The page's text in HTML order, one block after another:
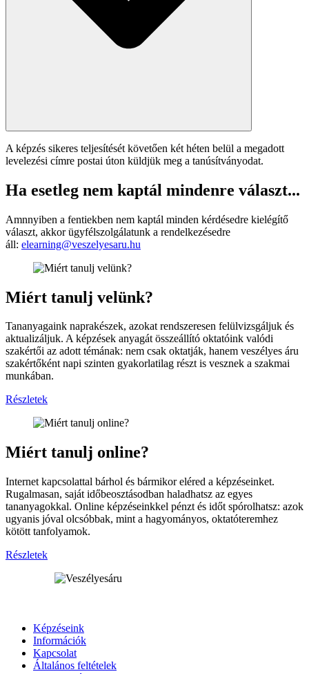
A képzés sikeres teljesítését követően két héten belül a megadott
levelezési címre postai úton küldjük meg a tanúsítványodat.
Ha esetleg nem kaptál mindenre választ...
Amnnyiben a fentiekben nem kaptál minden kérdésedre kielégítő
választ, akkor ügyfélszolgálatunk a rendelkezésedre
áll: elearning@veszelyesaru.hu
Miért tanulj velünk?
Tananyagaink naprakészek, azokat rendszeresen felülvizsgáljuk és
aktualizáljuk. A képzések anyagát összeállító oktatóink valódi
szakértői az adott témának: nem csak oktatják, hanem veszélyes áru
szakértőként napi szinten gyakorlatilag részt is vesznek a szakmai
munkában.
Részletek
Miért tanulj online?
Internet kapcsolattal bárhol és bármikor eléred a képzéseinket.
Rugalmasan, saját időbeosztásodban haladhatsz az egyes
tananyagokkal. Online képzéseinkkel pénzt és időt spórolhatsz: azok
ugyanis jóval olcsóbbak, mint a hagyományos, oktatóteremhez
kötött tanfolyamok.
Részletek
Képzéseink
Információk
Kapcsolat
Általános feltételek